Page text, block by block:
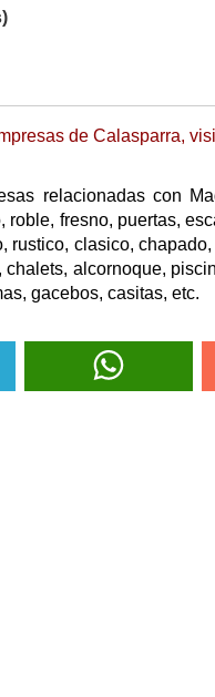
de Calasparra,
relacionadas con
fresno, puertas,
rustico, clasico,
alcornoque,
gacebos, casitas, etc.